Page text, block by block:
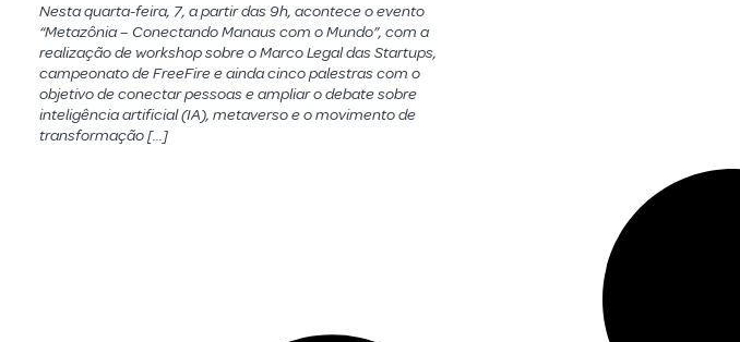
Nesta quarta-feira, 7, a partir das 9h, acontece o evento
“Metazônia – Conectando Manaus com o Mundo”, com a
realização de workshop sobre o Marco Legal das Startups,
campeonato de FreeFire e ainda cinco palestras com o
objetivo de conectar pessoas e ampliar o debate sobre
inteligência artificial (IA), metaverso e o movimento de
transformação […]